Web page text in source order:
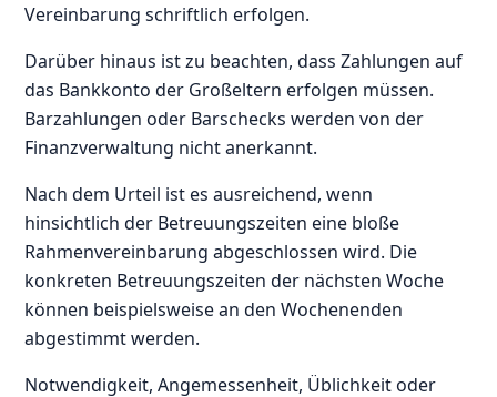
Vereinbarung schriftlich erfolgen.
Darüber hinaus ist zu beachten, dass Zahlungen auf
das Bankkonto der Großeltern erfolgen müssen.
Barzahlungen oder Barschecks werden von der
Finanzverwaltung nicht anerkannt.
Nach dem Urteil ist es ausreichend, wenn
hinsichtlich der Betreuungszeiten eine bloße
Rahmenvereinbarung abgeschlossen wird. Die
konkreten Betreuungszeiten der nächsten Woche
können beispielsweise an den Wochenenden
abgestimmt werden.
Notwendigkeit, Angemessenheit, Üblichkeit oder